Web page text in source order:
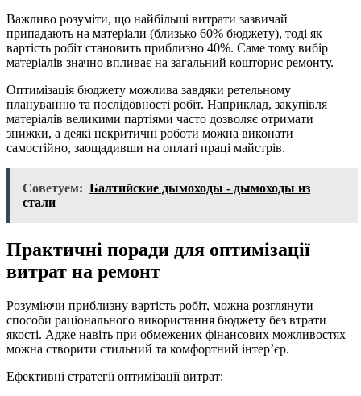
Важливо розуміти, що найбільші витрати зазвичай
припадають на матеріали (близько 60% бюджету), тоді як
вартість робіт становить приблизно 40%. Саме тому вибір
матеріалів значно впливає на загальний кошторис ремонту.
Оптимізація бюджету можлива завдяки ретельному
плануванню та послідовності робіт. Наприклад, закупівля
матеріалів великими партіями часто дозволяє отримати
знижки, а деякі некритичні роботи можна виконати
самостійно, заощадивши на оплаті праці майстрів.
Советуем: Балтийские дымоходы - дымоходы из
стали
Практичні поради для оптимізації
витрат на ремонт
Розуміючи приблизну вартість робіт, можна розглянути
способи раціонального використання бюджету без втрати
якості. Адже навіть при обмежених фінансових можливостях
можна створити стильний та комфортний інтер’єр.
Ефективні стратегії оптимізації витрат: